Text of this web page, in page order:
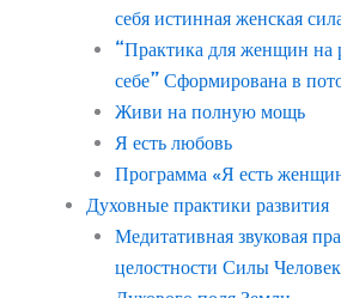
себя истинная женская
“Практика для женщин на
себе” Сформирована в
Живи на полную мощь
Я есть любовь
Программа «Я есть
Духовные практики развития
Медитативная звуковая
целостности Силы